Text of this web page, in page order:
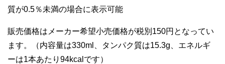
質が0.5％未満の場合に表示可能
販売価格はメーカー希望小売価格が税別150円となってい
ます。（内容量は330ml、タンパク質は15.3g、エネルギ
ーは1本あたり94kcalです）